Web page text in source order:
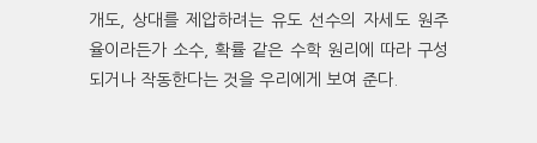
개도, 상대를 제압하려는 유도 선수의 자세도 원주
율이라든가 소수, 확률 같은 수학 원리에 따라 구성
되거나 작동한다는 것을 우리에게 보여 준다.